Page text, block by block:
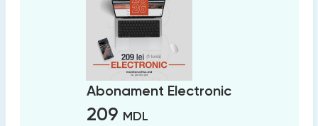
Abonament Electronic
209 MDL